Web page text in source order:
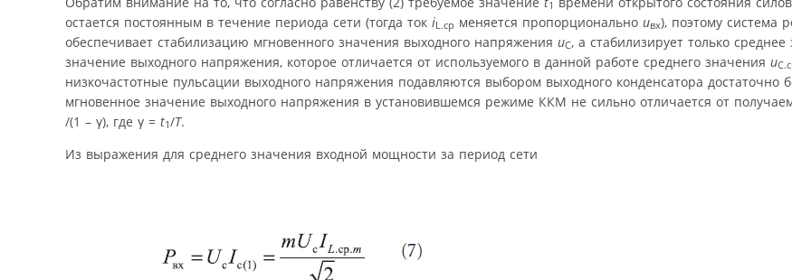
1
остается постоянным в течение периода сети (тогда ток iL.ср меняется пропорционально uвх), поэтому система
обеспечивает стабилизацию мгновенного значения выходного напряжения uC, а стабилизирует только
значение выходного напряжения, которое отличается от используемого в данной работе среднего значения u
низкочастотные пульсации выходного напряжения подавляются выбором выходного конденсатора достаточно
мгновенное значение выходного напряжения в установившемся режиме ККМ не сильно отличается от
/(1 – γ), где γ = t1/T.
Из выражения для среднего значения входной мощности за период сети